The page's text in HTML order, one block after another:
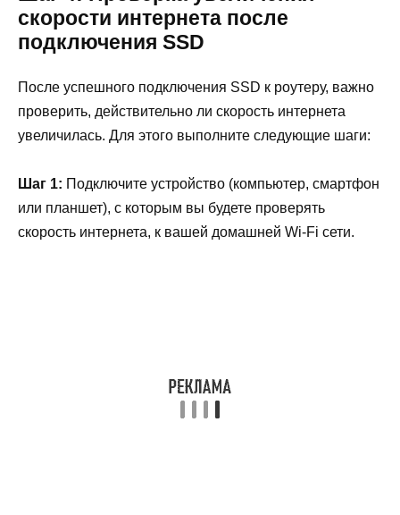
скорости интернета после
подключения SSD
После успешного подключения SSD к роутеру, важно
проверить, действительно ли скорость интернета
увеличилась. Для этого выполните следующие шаги:
Шаг 1: Подключите устройство (компьютер, смартфон
или планшет), с которым вы будете проверять
скорость интернета, к вашей домашней Wi-Fi сети.